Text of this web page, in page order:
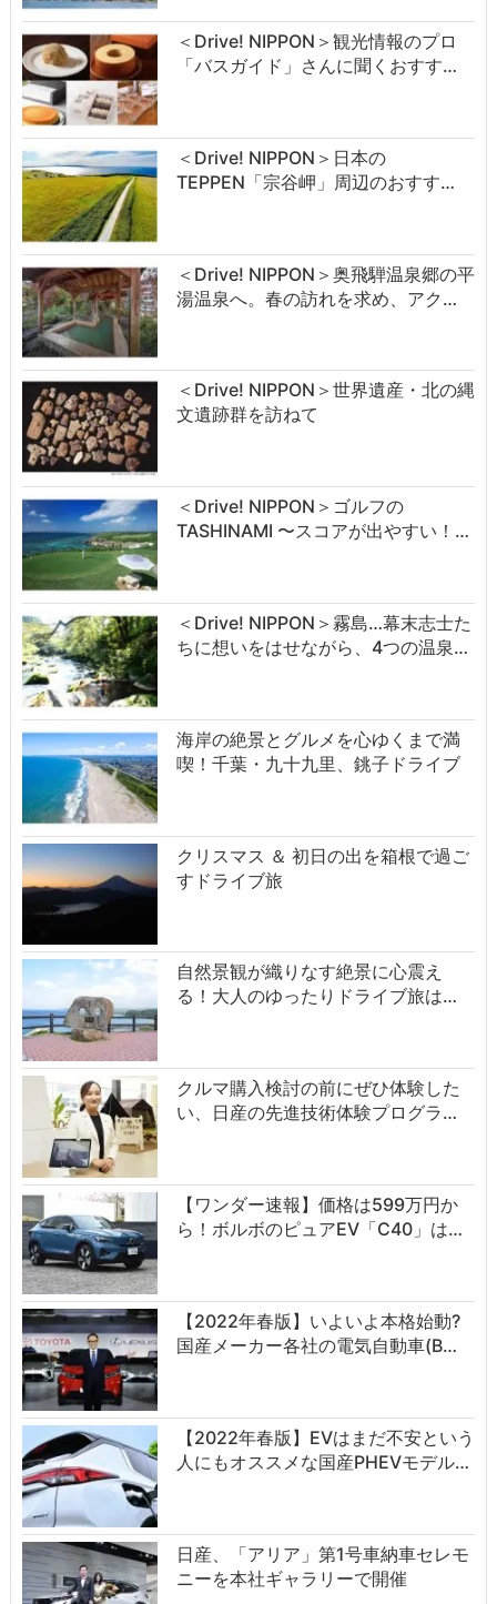
＜Drive! NIPPON＞観光情報のプロ
「バスガイド」さんに聞くおすす…
＜Drive! NIPPON＞日本の
TEPPEN「宗谷岬」周辺のおすす…
＜Drive! NIPPON＞奥飛騨温泉郷の平
湯温泉へ。春の訪れを求め、アク…
＜Drive! NIPPON＞世界遺産・北の縄
文遺跡群を訪ねて
＜Drive! NIPPON＞ゴルフの
TASHINAMI 〜スコアが出やすい！…
＜Drive! NIPPON＞霧島…幕末志士た
ちに想いをはせながら、4つの温泉…
海岸の絶景とグルメを心ゆくまで満
喫！千葉・九十九里、銚子ドライブ
クリスマス ＆ 初日の出を箱根で過ご
すドライブ旅
自然景観が織りなす絶景に心震え
る！大人のゆったりドライブ旅は…
クルマ購入検討の前にぜひ体験した
い、日産の先進技術体験プログラ…
【ワンダー速報】価格は599万円か
ら！ボルボのピュアEV「C40」は…
【2022年春版】いよいよ本格始動?
国産メーカー各社の電気自動車(B…
【2022年春版】EVはまだ不安という
人にもオススメな国産PHEVモデル…
日産、「アリア」第1号車納車セレモ
ニーを本社ギャラリーで開催